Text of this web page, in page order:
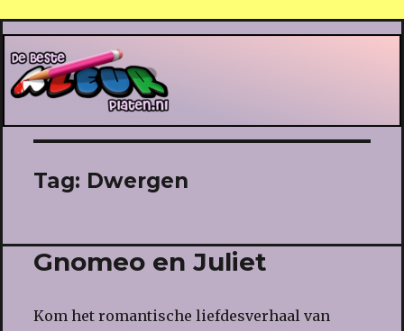
De Beste Kleurplaten
Tag: Dwergen
Gnomeo en Juliet
Kom het romantische liefdesverhaal van